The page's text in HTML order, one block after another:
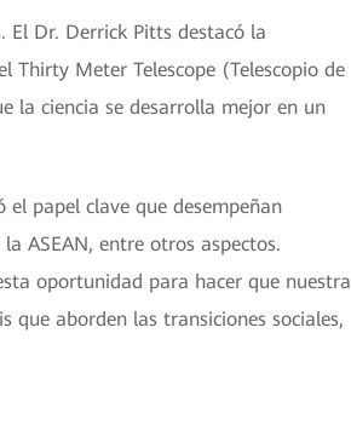
El Dr. Derrick Pitts destacó la
Meter Telescope (Telescopio de
la ciencia se desarrolla mejor en un
papel clave que desempeñan
ASEAN, entre otros aspectos.
oportunidad para hacer que nuestra
que aborden las transiciones sociales,